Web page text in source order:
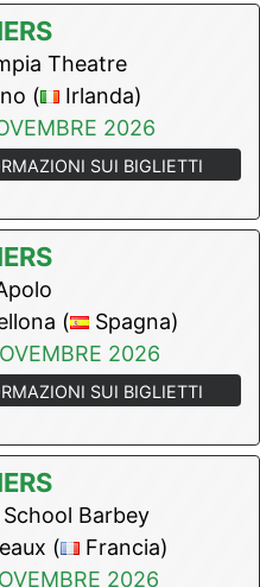
Theatre
(
Irlanda)
2026
SUI BIGLIETTI
(
Spagna)
2026
SUI BIGLIETTI
Barbey
(
Francia)
2026